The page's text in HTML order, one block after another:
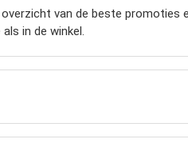
van de beste promoties
in de winkel.